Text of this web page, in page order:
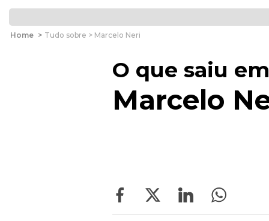
Home > Tudo sobre > Marcelo Neri
O que saiu
Marcelo